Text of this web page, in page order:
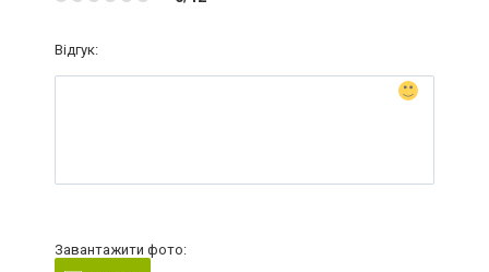
Відгук:
Завантажити фото: